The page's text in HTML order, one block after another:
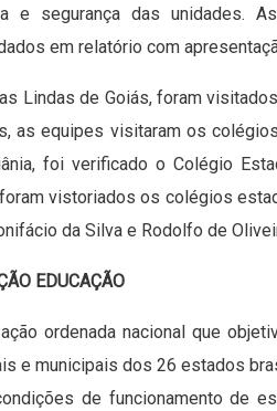
e segurança das unidades.
em relatório com
Lindas de Goiás, foram
as equipes visitaram os
foi verificado o Colégio
vistoriados os colégios
da Silva e Rodolfo de
EDUCAÇÃO
ordenada nacional que
e municipais dos 26 estados
de funcionamento de